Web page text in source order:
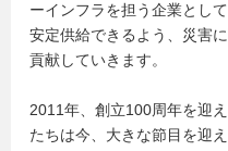
ーインフラを担う企業とし
安定供給できるよう、災害
貢献していきます。
2011年、創立100周年を迎
たちは今、大きな節目を迎